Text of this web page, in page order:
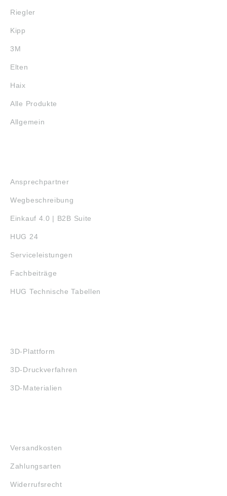
Riegler
Kipp
3M
Elten
Haix
Alle Produkte
Allgemein
Ansprechpartner
Wegbeschreibung
Einkauf 4.0 | B2B Suite
HUG 24
Serviceleistungen
Fachbeiträge
HUG Technische Tabellen
3D-Plattform
3D-Druckverfahren
3D-Materialien
Versandkosten
Zahlungsarten
Widerrufsrecht